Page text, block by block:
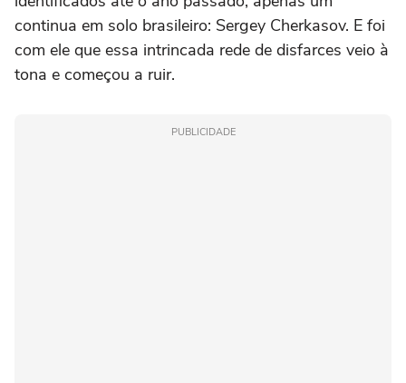
continua em solo brasileiro: Sergey Cherkasov. E foi
com ele que essa intrincada rede de disfarces veio à
tona e começou a ruir.
PUBLICIDADE